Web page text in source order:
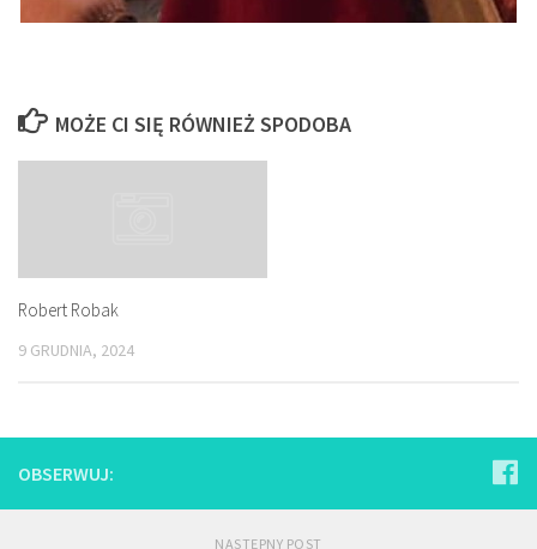
MOŻE CI SIĘ RÓWNIEŻ SPODOBA
Robert Robak
9 GRUDNIA, 2024
OBSERWUJ:
NASTĘPNY POST